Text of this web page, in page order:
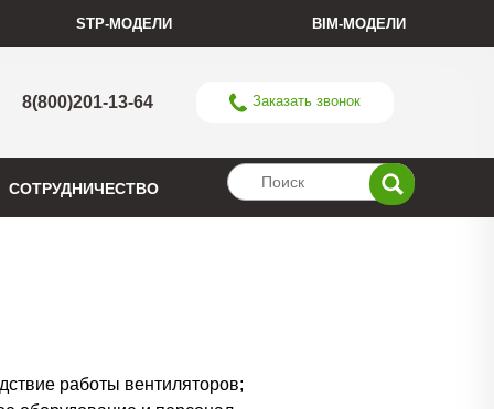
STP-МОДЕЛИ BIM-МОДЕЛИ
8(800)201-13-64 Заказать звонок
СОТРУДНИЧЕСТВО
работы вентиляторов;